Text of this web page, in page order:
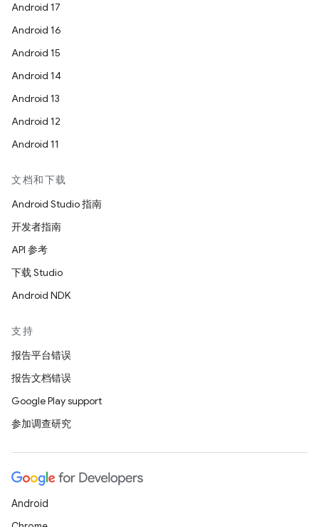
Android 17
Android 16
Android 15
Android 14
Android 13
Android 12
Android 11
文档和下载
Android Studio 指南
开发者指南
API 参考
下载 Studio
Android NDK
支持
报告平台错误
报告文档错误
Google Play support
参加调查研究
Android